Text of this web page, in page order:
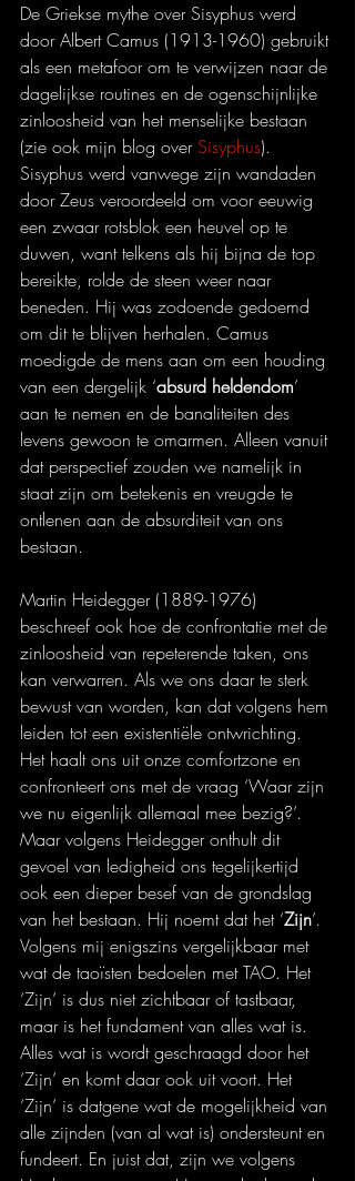
De Griekse mythe over Sisyphus werd
door Albert Camus (1913-1960) gebruikt
als een metafoor om te verwijzen naar de
dagelijkse routines en de ogenschijnlijke
zinloosheid van het menselijke bestaan
(zie ook mijn blog over Sisyphus).
Sisyphus werd vanwege zijn wandaden
door Zeus veroordeeld om voor eeuwig
een zwaar rotsblok een heuvel op te
duwen, want telkens als hij bijna de top
bereikte, rolde de steen weer naar
beneden. Hij was zodoende gedoemd
om dit te blijven herhalen. Camus
moedigde de mens aan om een houding
van een dergelijk ‘absurd heldendom’
aan te nemen en de banaliteiten des
levens gewoon te omarmen. Alleen vanuit
dat perspectief zouden we namelijk in
staat zijn om betekenis en vreugde te
ontlenen aan de absurditeit van ons
bestaan.
Martin Heidegger (1889-1976)
beschreef ook hoe de confrontatie met de
zinloosheid van repeterende taken, ons
kan verwarren. Als we ons daar te sterk
bewust van worden, kan dat volgens hem
leiden tot een existentiële ontwrichting.
Het haalt ons uit onze comfortzone en
confronteert ons met de vraag ‘Waar zijn
we nu eigenlijk allemaal mee bezig?’.
Maar volgens Heidegger onthult dit
gevoel van ledigheid ons tegelijkertijd
ook een dieper besef van de grondslag
van het bestaan. Hij noemt dat het ‘Zijn’.
Volgens mij enigszins vergelijkbaar met
wat de taoïsten bedoelen met TAO. Het
‘Zijn’ is dus niet zichtbaar of tastbaar,
maar is het fundament van alles wat is.
Alles wat is wordt geschraagd door het
‘Zijn’ en komt daar ook uit voort. Het
‘Zijn’ is datgene wat de mogelijkheid van
alle zijnden (van al wat is) ondersteunt en
fundeert. En juist dat, zijn we volgens